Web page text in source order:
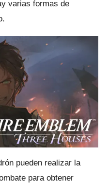
varias formas de
pueden realizar la
para obtener